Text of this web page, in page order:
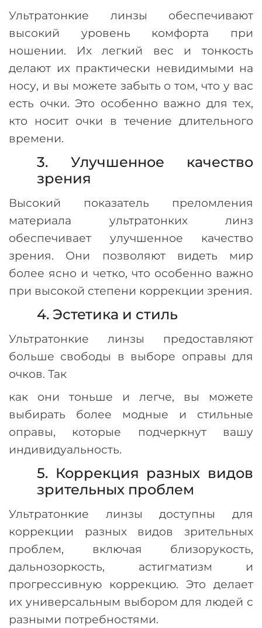
Ультратонкие линзы обеспечивают
высокий уровень комфорта при
ношении. Их легкий вес и тонкость
делают их практически невидимыми на
носу, и вы можете забыть о том, что у вас
есть очки. Это особенно важно для тех,
кто носит очки в течение длительного
времени.
3. Улучшенное качество
зрения
Высокий показатель преломления
материала ультратонких линз
обеспечивает улучшенное качество
зрения. Они позволяют видеть мир
более ясно и четко, что особенно важно
при высокой степени коррекции зрения.
4. Эстетика и стиль
Ультратонкие линзы предоставляют
больше свободы в выборе оправы для
очков. Так
как они тоньше и легче, вы можете
выбирать более модные и стильные
оправы, которые подчеркнут вашу
индивидуальность.
5. Коррекция разных видов
зрительных проблем
Ультратонкие линзы доступны для
коррекции разных видов зрительных
проблем, включая близорукость,
дальнозоркость, астигматизм и
прогрессивную коррекцию. Это делает
их универсальным выбором для людей с
разными потребностями.